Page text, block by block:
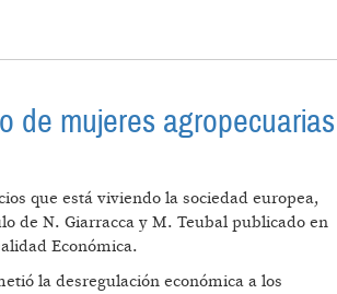
PERDIDA O DECENIO REGRESIVO
de mujeres agropecuarias
que está viviendo la sociedad europea,
de N. Giarracca y M. Teubal publicado en
Económica.
la desregulación económica a los